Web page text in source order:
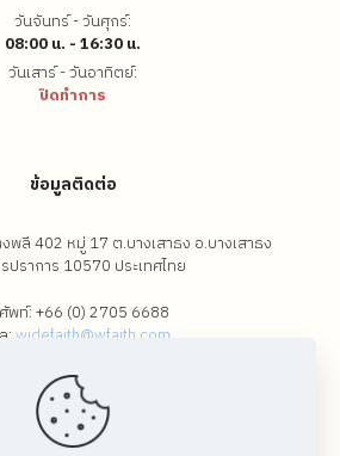
วันจันทร์ - วันศุกร์:
08:00 น. - 16:30 น.
วันเสาร์ - วันอาทิตย์:
ปิดทำการ
ข้อมูลติดต่อ
ลี 402 หมู่ 17 ต.บางเสาธง อ.บางเสาธง
ปราการ 10570 ประเทศไทย
พท์:+66 (0) 2705 6688
:widefaith@wfaith.com